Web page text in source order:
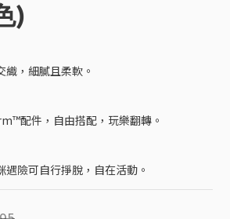
)
，細膩且柔軟。
配件，自由搭配，玩樂翻轉。
險可自行掙脫，自在活動。